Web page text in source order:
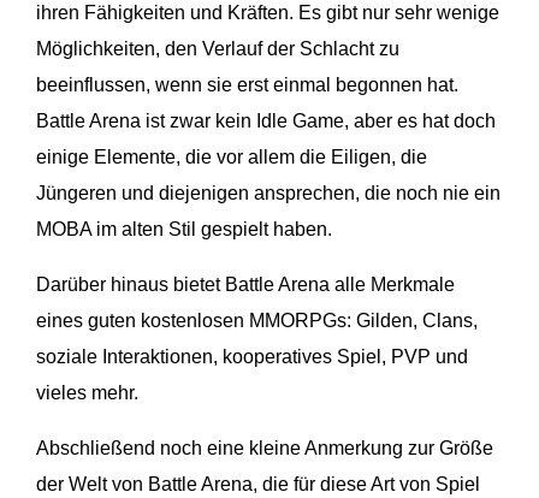
ihren Fähigkeiten und Kräften. Es gibt nur sehr wenige
Möglichkeiten, den Verlauf der Schlacht zu
beeinflussen, wenn sie erst einmal begonnen hat.
Battle Arena ist zwar kein Idle Game, aber es hat doch
einige Elemente, die vor allem die Eiligen, die
Jüngeren und diejenigen ansprechen, die noch nie ein
MOBA im alten Stil gespielt haben.
Darüber hinaus bietet Battle Arena alle Merkmale
eines guten kostenlosen MMORPGs: Gilden, Clans,
soziale Interaktionen, kooperatives Spiel, PVP und
vieles mehr.
Abschließend noch eine kleine Anmerkung zur Größe
der Welt von Battle Arena, die für diese Art von Spiel